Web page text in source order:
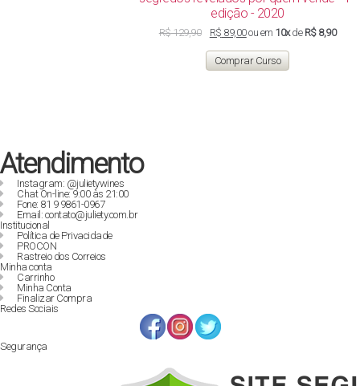
edição - 2020
R$129,90
original
era:
R$ 129,90.
R$ 89,00O
atual
é:
R$ 89,00.
ou em 10xde R$ 8,90
Comprar Curso
Atendimento
Instagram: @julietywines
Chat On-line: 9:00 às 21:00
Fone: 81 9 9861-0967
Email: contato@juliety.com.br
Institucional
Política de Privacidade
PROCON
Rastreio dos Correios
Minha conta
Carrinho
Minha Conta
Finalizar Compra
Redes Sociais
Segurança